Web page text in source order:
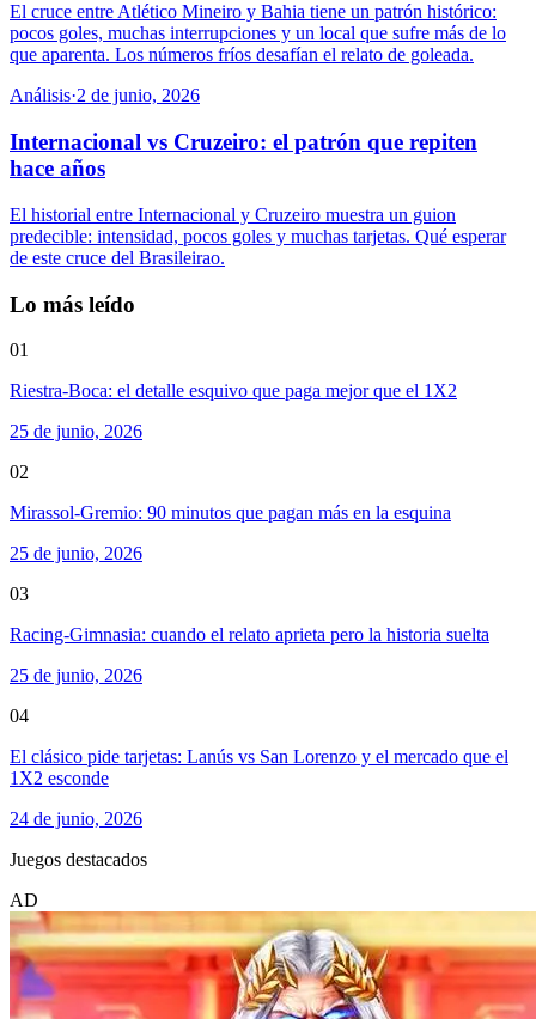
El cruce entre Atlético Mineiro y Bahia tiene un patrón histórico:
pocos goles, muchas interrupciones y un local que sufre más de lo
que aparenta. Los números fríos desafían el relato de goleada.
Análisis·2 de junio, 2026
Internacional vs Cruzeiro: el patrón que repiten
hace años
El historial entre Internacional y Cruzeiro muestra un guion
predecible: intensidad, pocos goles y muchas tarjetas. Qué esperar
de este cruce del Brasileirao.
Lo más leído
01
Riestra-Boca: el detalle esquivo que paga mejor que el 1X2
25 de junio, 2026
02
Mirassol-Gremio: 90 minutos que pagan más en la esquina
25 de junio, 2026
03
Racing-Gimnasia: cuando el relato aprieta pero la historia suelta
25 de junio, 2026
04
El clásico pide tarjetas: Lanús vs San Lorenzo y el mercado que el
1X2 esconde
24 de junio, 2026
Juegos destacados
AD